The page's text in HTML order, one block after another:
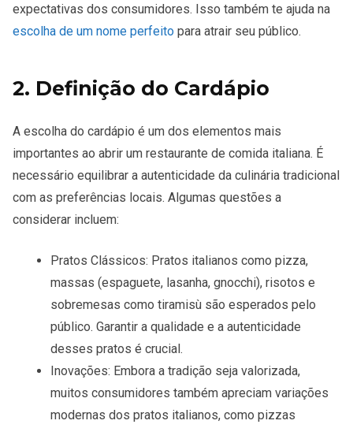
expectativas dos consumidores. Isso também te ajuda na
escolha de um nome perfeito para atrair seu público.
2. Definição do Cardápio
A escolha do cardápio é um dos elementos mais
importantes ao abrir um restaurante de comida italiana. É
necessário equilibrar a autenticidade da culinária tradicional
com as preferências locais. Algumas questões a
considerar incluem:
Pratos Clássicos: Pratos italianos como pizza,
massas (espaguete, lasanha, gnocchi), risotos e
sobremesas como tiramisù são esperados pelo
público. Garantir a qualidade e a autenticidade
desses pratos é crucial.
Inovações: Embora a tradição seja valorizada,
muitos consumidores também apreciam variações
modernas dos pratos italianos, como pizzas